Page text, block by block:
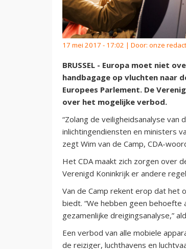
17 mei 2017 - 17:02 | Door: onze
BRUSSEL - Europa moet niet
handbagage op vluchten naar
Europees Parlement. De
over het mogelijke verbod.
“Zolang de veiligheidsanalyse
inlichtingendiensten en ministers
zegt Wim van de Camp, CDA-
Het CDA maakt zich zorgen over
Verenigd Koninkrijk er andere
Van de Camp rekent erop dat het
biedt. “We hebben geen
gezamenlijke dreigingsanalyse,”
Een verbod van alle mobiele
de reiziger, luchthavens en